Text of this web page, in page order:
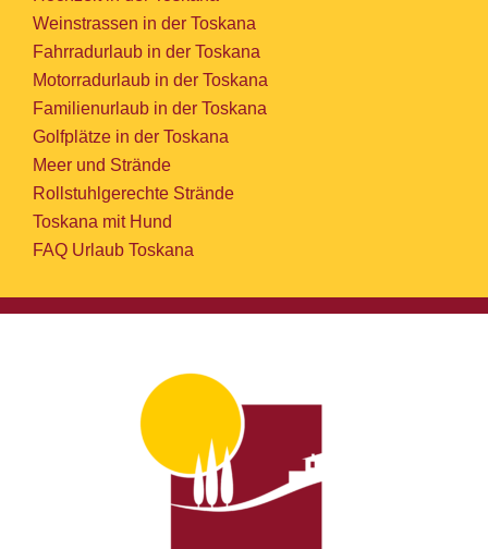
Weinstrassen in der Toskana
Fahrradurlaub in der Toskana
Motorradurlaub in der Toskana
Familienurlaub in der Toskana
Golfplätze in der Toskana
Meer und Strände
Rollstuhlgerechte Strände
Toskana mit Hund
FAQ Urlaub Toskana